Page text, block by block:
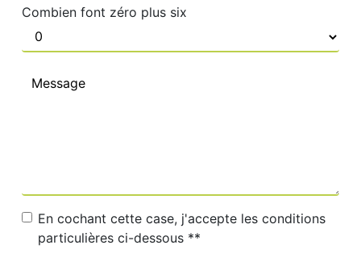
Combien font zéro plus six
En cochant cette case, j'accepte les conditions
particulières ci-dessous **